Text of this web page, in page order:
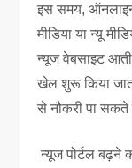
इस समय,
मीडिया या न्यू
न्यूज वेबसाइट
खेल शुरू किया
से नौकरी पा सकते
न्यूज पोर्टल बढ़ने